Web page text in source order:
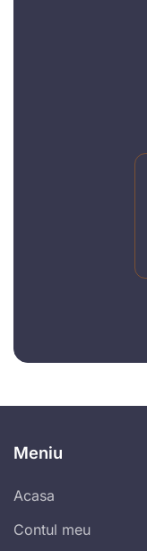
Meniu
Acasa
Contul meu